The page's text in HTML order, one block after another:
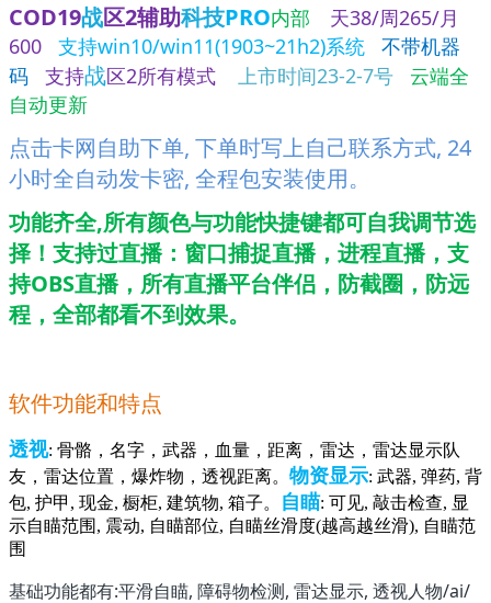
COD19战区2辅助科技PRO内部
天38/周265/月
600 支持win10/win11(1903~21h2)系统 不带机器
码
支持战区2所有模式 上市时间23-2-7号 云端全
自动更新
点击卡网自助下单, 下单时写上自己联系方式, 24
小时全自动发卡密, 全程包安装使用。
功能齐全,所有颜色与功能快捷键都可自我调节选
择！支持过直播：窗口捕捉直播，进程直播，支
持OBS直播，所有直播平台伴侣，防截圈，防远
程，全部都看不到效果。
软件功能和特点
透视: 骨骼，名字，武器，血量，距离，雷达，雷达显示队
友，雷达位置，爆炸物，透视距离。 物资显示: 武器, 弹药, 背
包, 护甲, 现金, 橱柜, 建筑物, 箱子。
自瞄: 可见, 敲击检查, 显
示自瞄范围, 震动, 自瞄部位, 自瞄丝滑度(越高越丝滑), 自瞄范
围
基础功能都有:平滑自瞄, 障碍物检测, 雷达显示, 透视人物/ai/